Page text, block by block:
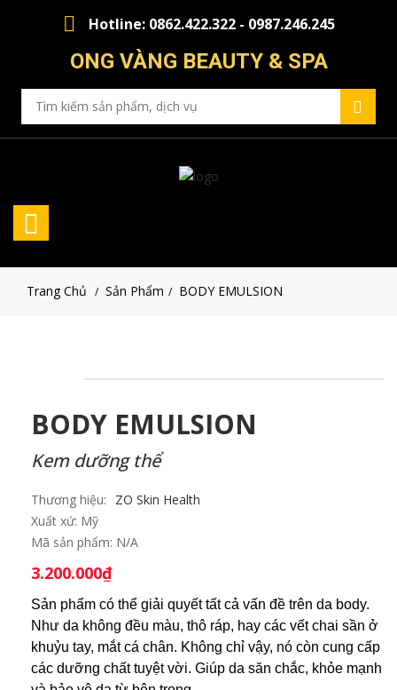
Hotline: 0862.422.322 - 0987.246.245
ONG VÀNG BEAUTY & SPA
Trang Chủ / Sản Phẩm / BODY EMULSION
BODY EMULSION
Kem dưỡng thể
Thương hiệu:
ZO Skin Health
Xuất xứ: Mỹ
Mã sản phẩm: N/A
3.200.000₫
Sản phẩm có thể giải quyết tất cả vấn đề trên da body.
Như da không đều màu, thô ráp, hay các vết chai sần ở
khuỷu tay, mắt cá chân. Không chỉ vậy, nó còn cung cấp
các dưỡng chất tuyệt vời. Giúp da săn chắc, khỏe mạnh